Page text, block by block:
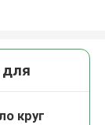
круг